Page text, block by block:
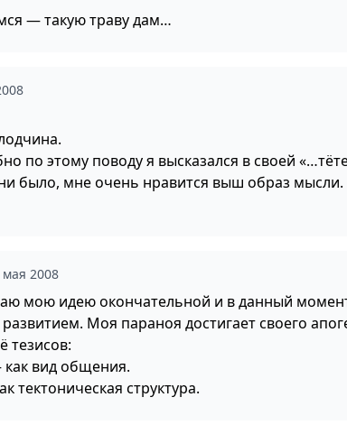
— такую траву дам…
по этому поводу я высказался в своей
было, мне очень нравится выш образ мысли.
мая 2008
мою идею окончательной и в данный
Моя параноя достигает своего
тезисов:
как вид общения.
тектоническая структура.